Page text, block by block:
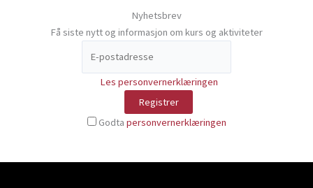
Nyhetsbrev
Få siste nytt og informasjon om kurs og aktiviteter
Les personvernerklæringen
Godta personvernerklæringen